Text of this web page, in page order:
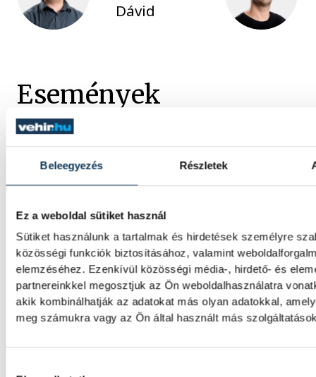
Beleegyezés Részletek
Ez a weboldal sütiket használ
Sütiket használunk a tartalmak és hirdetések személyre
közösségi funkciók biztosításához, valamint
elemzéséhez. Ezenkívül közösségi média-, hirdető- és
partnereinkkel megosztjuk az Ön weboldalhasználatra
akik kombinálhatják az adatokat más olyan adatokkal,
meg számukra vagy az Ön által használt más
Dávid
Események
KORÁBBI
SOROZAT
FÉRFI FUTSAL NB I, A 3.
HAZAI
VEHÍR VESZPRÉM
VENDÉG
DEAC FUTSAL
IDŐPONT
2026. JÚNIUS 5. 18:30
HELYSZÍN
VESZPRÉM, MÁRCIUS 15. UTCAI
SPORTCSARNOK
EREDMÉNY
5-6